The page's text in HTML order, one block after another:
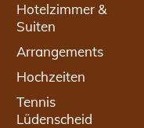
Hotelzimmer &
Suiten
Arrangements
Hochzeiten
Tennis
Lüdenscheid